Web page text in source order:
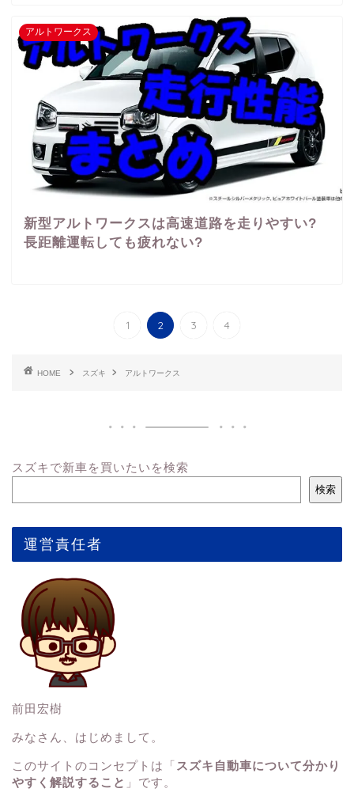
アルトワークス
新型アルトワークスは高速道路を走りやすい?
長距離運転しても疲れない?
1 2 3 4
HOME スズキ アルトワークス
スズキで新車を買いたいを検索
検索
運営責任者
前田宏樹
みなさん、はじめまして。
このサイトのコンセプトは「 スズキ自動車について分かり
やすく解説すること 」です。